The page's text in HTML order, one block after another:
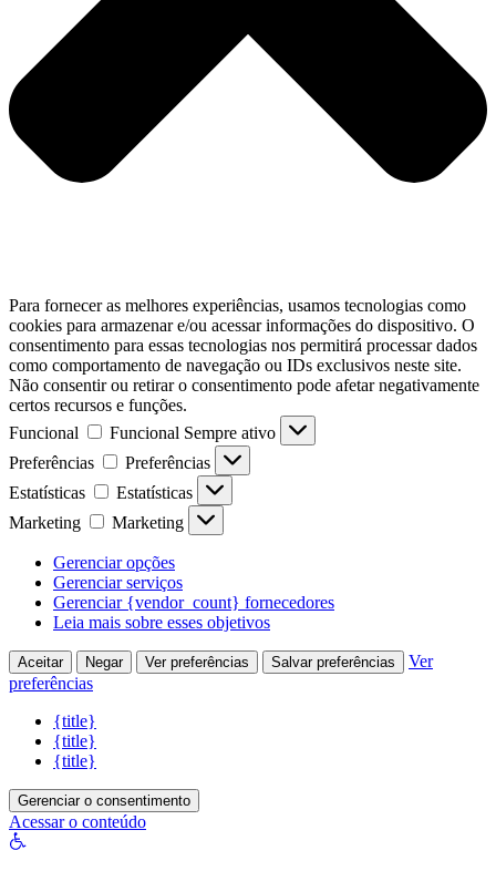
Para fornecer as melhores experiências, usamos tecnologias como
cookies para armazenar e/ou acessar informações do dispositivo. O
consentimento para essas tecnologias nos permitirá processar dados
como comportamento de navegação ou IDs exclusivos neste site.
Não consentir ou retirar o consentimento pode afetar negativamente
certos recursos e funções.
Funcional
Funcional Sempre ativo
Preferências
Preferências
Estatísticas
Estatísticas
Marketing
Marketing
Gerenciar opções
Gerenciar serviços
Gerenciar {vendor_count} fornecedores
Leia mais sobre esses objetivos
Aceitar Negar Ver preferências Salvar preferências
Ver
preferências
{title}
{title}
{title}
Gerenciar o consentimento
Acessar o conteúdo
Abrir